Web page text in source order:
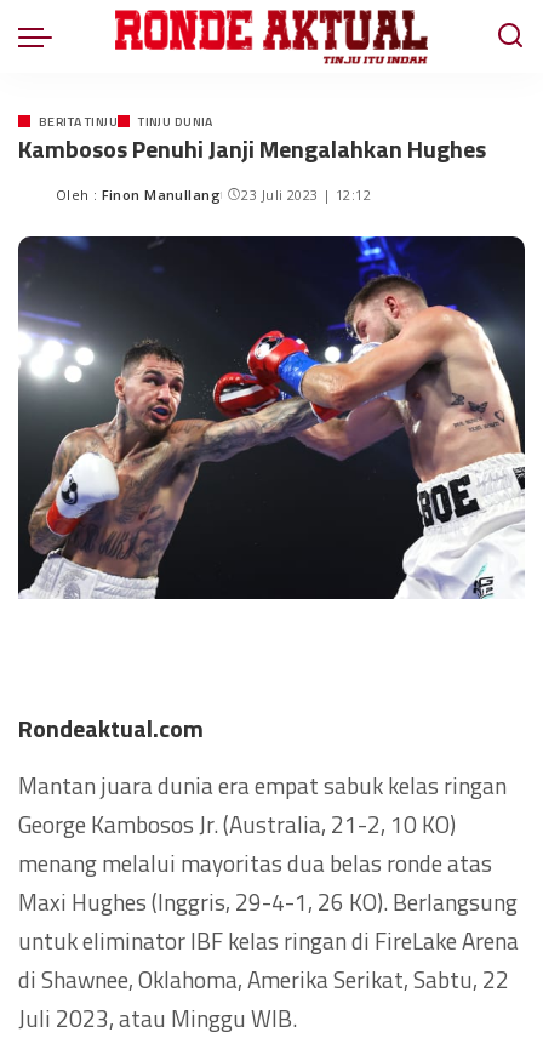
BERITA TINJU TINJU DUNIA
Kambosos Penuhi Janji Mengalahkan Hughes
Oleh : Finon Manullang 23 Juli 2023 | 12:12
Rondeaktual.com
Mantan juara dunia era empat sabuk kelas ringan
George Kambosos Jr. (Australia, 21-2, 10 KO)
menang melalui mayoritas dua belas ronde atas
Maxi Hughes (Inggris, 29-4-1, 26 KO). Berlangsung
untuk eliminator IBF kelas ringan di FireLake Arena
di Shawnee, Oklahoma, Amerika Serikat, Sabtu, 22
Juli 2023, atau Minggu WIB.